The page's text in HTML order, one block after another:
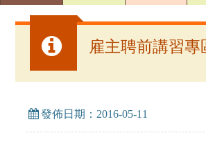
雇主聘前講習專
發佈日期：2016-05-11